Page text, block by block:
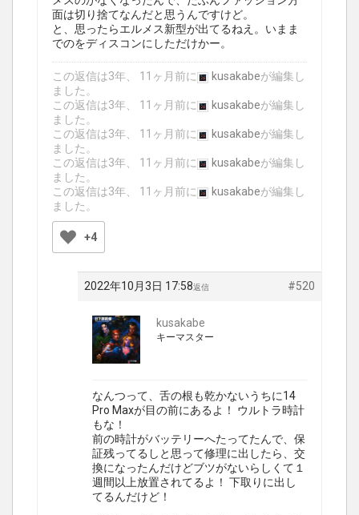
面は切り捨てなんだと思うんですけど。
と、思ったらエルメス新型が出てるねえ。いまま
でのをディスコンにしただけかー。
この返信は3年、 11ヶ月前に kusakabeが編集し
ました。
この返信は3年、 11ヶ月前に
kusakabeが編集し
ました。
この返信は3年、 11ヶ月前に
kusakabeが編集し
ました。
この返信は3年、 11ヶ月前に
kusakabeが編集し
ました。
この返信は3年、 11ヶ月前に
kusakabeが編集し
ました。
+4
2022年10月3日 17:58 #520
返信
kusakabe
キーマスター
なんつって、舌の根も乾かないうちに14
Pro Maxが目の前にあるよ！ ウルトラ時計
もな！
前の時計がバッテリーへたってたんで、保
証残ってるしと思って修理に出したら、交
換になったんだけどブツがないらしくて１
週間以上放置されてるよ！ 下取りに出し
てるんだけど！